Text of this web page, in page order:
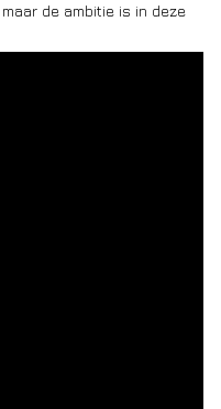
de ambitie is in deze